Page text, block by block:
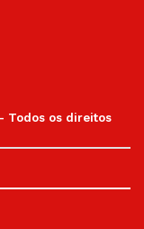
Todos os direitos